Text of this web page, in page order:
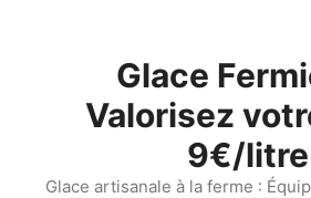
Glace
Valorisez
9€/litre
Glace artisanale à la ferme :